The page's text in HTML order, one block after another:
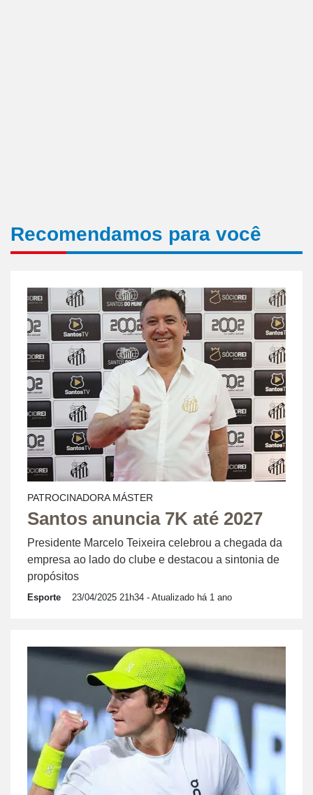
Recomendamos para você
PATROCINADORA MÁSTER
Santos anuncia 7K até 2027
Presidente Marcelo Teixeira celebrou a chegada da
empresa ao lado do clube e destacou a sintonia de
propósitos
Esporte 23/04/2025 21h34 - Atualizado há 1 ano